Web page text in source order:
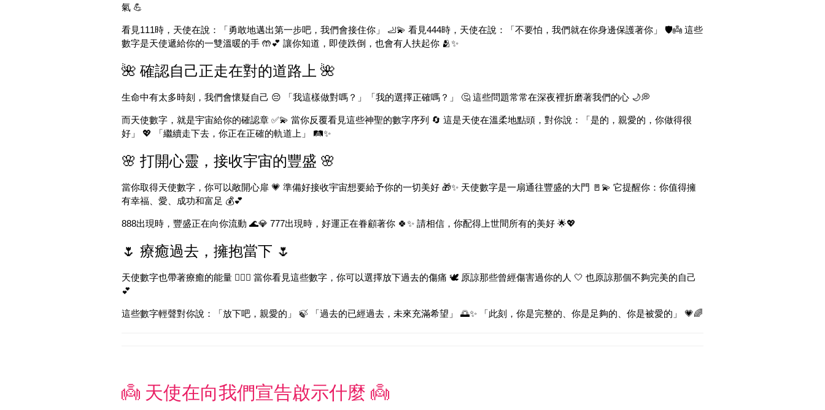
氣 💪
看見111時，天使在說：「勇敢地邁出第一步吧，我們會接住你」 🦶💫 看見444時，天使在說：「不要怕，我們就在你身邊保護著你」 🛡️👼 這些
數字是天使遞給你的一雙溫暖的手 🤲💕 讓你知道，即使跌倒，也會有人扶起你 🫂✨
🌺 確認自己正走在對的道路上 🌺
生命中有太多時刻，我們會懷疑自己 😔 「我這樣做對嗎？」「我的選擇正確嗎？」 🤔 這些問題常常在深夜裡折磨著我們的心 🌙💭
而天使數字，就是宇宙給你的確認章 ✅💫 當你反覆看見這些神聖的數字序列 🔄 這是天使在溫柔地點頭，對你說：「是的，親愛的，你做得很
好」 💖 「繼續走下去，你正在正確的軌道上」 🛤️✨
🌸 打開心靈，接收宇宙的豐盛 🌸
當你取得天使數字，你可以敞開心扉 💗 準備好接收宇宙想要給予你的一切美好 🎁✨ 天使數字是一扇通往豐盛的大門 🚪💫 它提醒你：你值得擁
有幸福、愛、成功和富足 💰💕
888出現時，豐盛正在向你流動 🌊💎 777出現時，好運正在眷顧著你 🍀✨ 請相信，你配得上世間所有的美好 🌟💖
🌷 療癒過去，擁抱當下 🌷
天使數字也帶著療癒的能量 💆‍♀️✨ 當你看見這些數字，你可以選擇放下過去的傷痛 🕊️ 原諒那些曾經傷害過你的人 🤍 也原諒那個不夠完美的自己
💕
這些數字輕聲對你說：「放下吧，親愛的」 🍃 「過去的已經過去，未來充滿希望」 🌅✨ 「此刻，你是完整的、你是足夠的、你是被愛的」 💗🌈
👼 天使在向我們宣告啟示什麼 👼